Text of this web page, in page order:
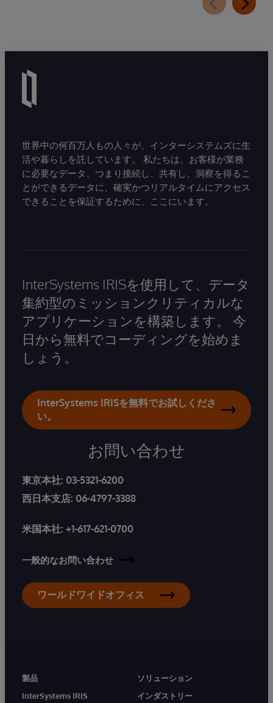
世界中の何百万人もの人々が、インターシステムズに生
活や暮らしを託しています。 私たちは、お客様が業務
に必要なデータ、つまり接続し、共有し、洞察を得るこ
とができるデータに、確実かつリアルタイムにアクセス
できることを保証するために、ここにいます。
InterSystems IRISを使用して、データ
集約型のミッションクリティカルな
アプリケーションを構築します。 今
日から無料でコーディングを始めま
しょう。
InterSystems IRISを無料でお試しくださ
い。
お問い合わせ
東京本社: 03-5321-6200
西日本支店: 06-4797-3388
米国本社: +1-617-621-0700
一般的なお問い合わせ
ワールドワイドオフィス
製品
InterSystems IRIS
ソリューション
インダストリー